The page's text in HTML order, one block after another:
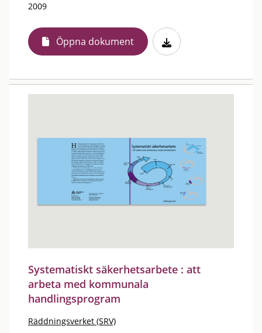
2009
Öppna dokument
Systematiskt säkerhetsarbete : att
arbeta med kommunala
handlingsprogram
Räddningsverket (SRV)